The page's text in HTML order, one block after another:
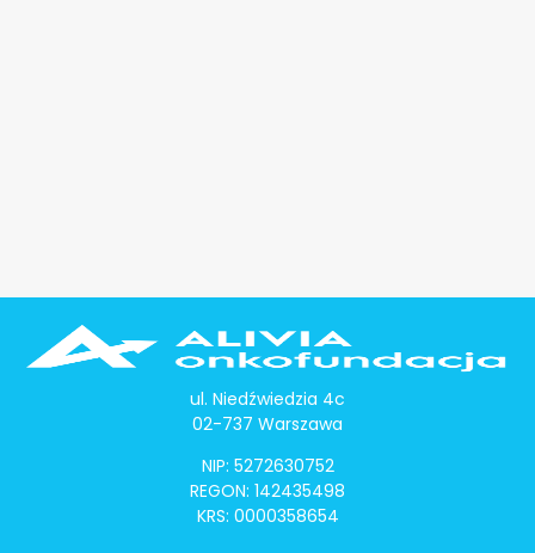
ul. Niedźwiedzia 4c
02-737 Warszawa
NIP: 5272630752
REGON: 142435498
KRS: 0000358654